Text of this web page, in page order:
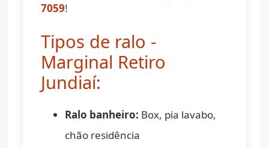
7059!
Tipos de ralo -
Marginal Retiro
Jundiaí:
Ralo banheiro: Box, pia lavabo,
chão residência